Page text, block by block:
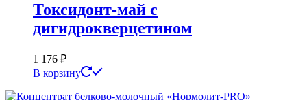
Токсидонт-май с
дигидрокверцетином
1 176 ₽
В корзину